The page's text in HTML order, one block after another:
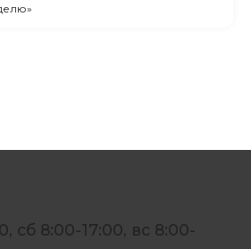
сб 8:00-17:00, вс 8:00-